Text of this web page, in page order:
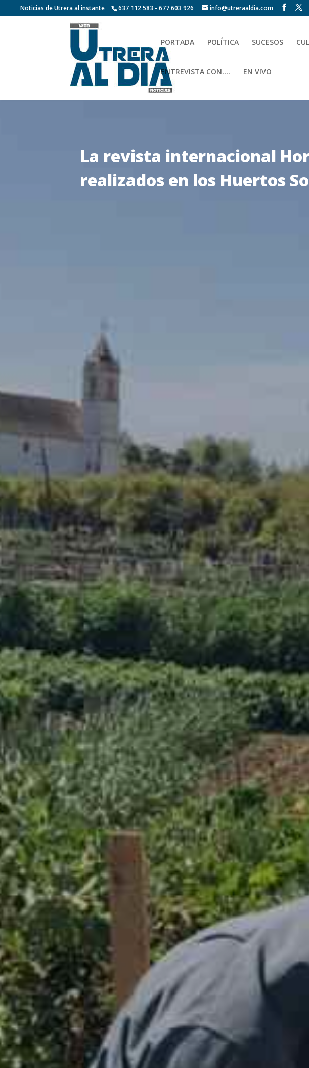
Noticias de Utrera al instante 637 112 583 - 677 603 926 info@utreraaldia.com
PORTADA POLÍTICA SUCESOS
ENTREVISTA CON…. EN VIVO
La revista internacional
realizados en los Huertos